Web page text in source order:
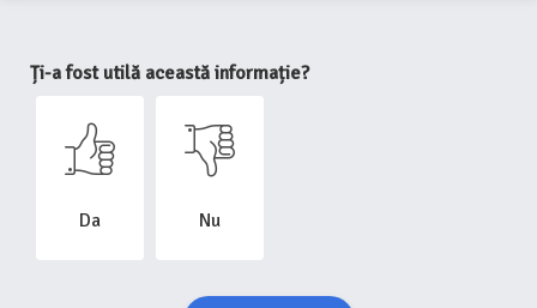
Ți-a fost utilă această informație?
Da Nu